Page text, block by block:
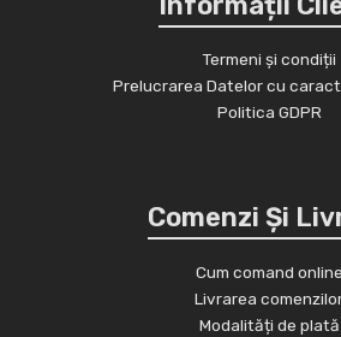
Termeni și condiții
Prelucrarea Datelor cu
Politica GDPR
Comenzi Și
Cum comand online
Livrarea
Modalități de plată